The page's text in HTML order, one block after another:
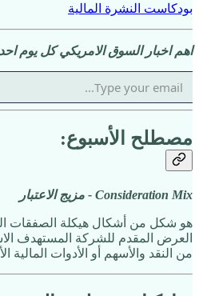
بودكاست النشرة المالية
اهم اخبار السوق الامريكي كل يوم احد
مصطلح الأسبوع:
Consideration Mix - مزيج الاعتبار
هو شكل من أشكال هيكلة الصفقات
العرض المقدم للشركة المستهدف
من النقد والأسهم أو الأدوات المالية